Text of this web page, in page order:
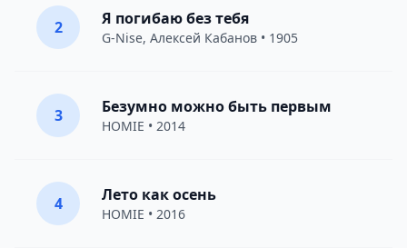
2 Я погибаю без тебя
G-Nise, Алексей Кабанов • 1905
3 Безумно можно быть первым
HOMIE • 2014
4 Лето как осень
HOMIE • 2016